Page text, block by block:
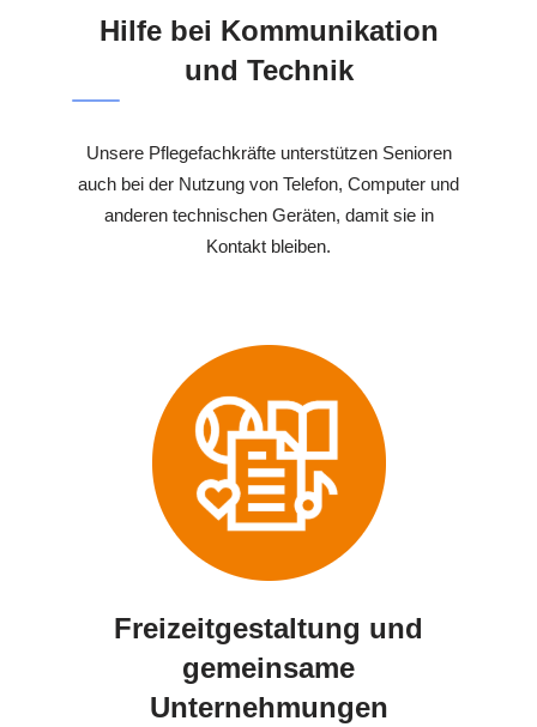
Hilfe bei Kommunikation
und Technik
Unsere Pflegefachkräfte unterstützen Senioren
auch bei der Nutzung von Telefon, Computer und
anderen technischen Geräten, damit sie in
Kontakt bleiben.
Freizeitgestaltung und
gemeinsame
Unternehmungen